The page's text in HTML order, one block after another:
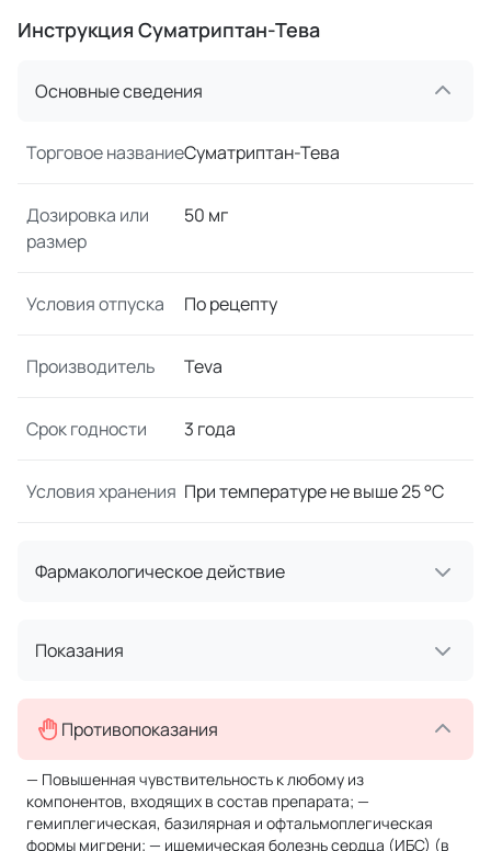
Инструкция Суматриптан-Тева
Основные сведения
Торговое названиеСуматриптан-Тева
Дозировка или
размер
50 мг
Условия отпуска По рецепту
Производитель Teva
Срок годности 3 года
Условия хранения При температуре не выше 25 °C
Фармакологическое действие
Показания
Противопоказания
— Повышенная чувствительность к любому из
компонентов, входящих в состав препарата; —
гемиплегическая, базилярная и офтальмоплегическая
формы мигрени; — ишемическая болезнь сердца (ИБС) (в